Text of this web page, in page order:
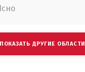
ПОКАЗАТЬ ДРУГИЕ ОБЛАСТИ